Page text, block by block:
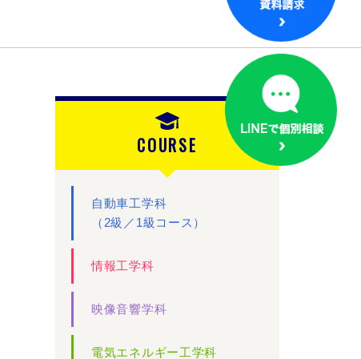
COURSE
自動車工学科
（2級／1級コース）
情報工学科
映像音響学科
電気エネルギー工学科